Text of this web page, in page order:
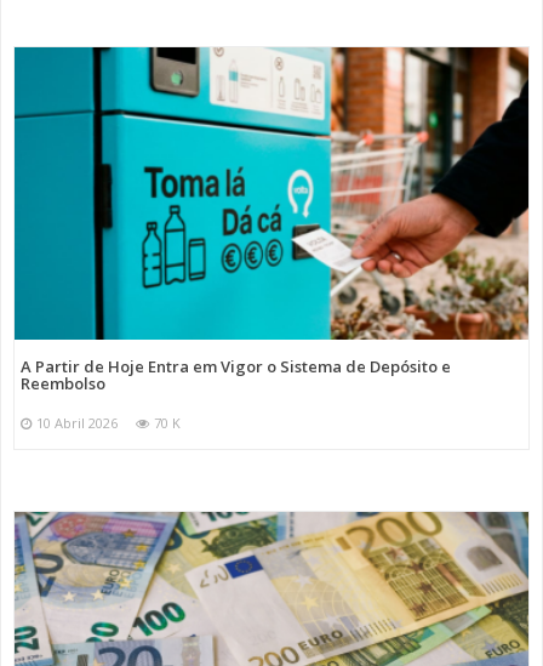
A Partir de Hoje Entra em Vigor o Sistema de Depósito e
Reembolso
10 Abril 2026 70 K